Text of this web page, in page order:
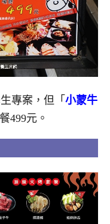
專案，但「 小蒙牛
499元。